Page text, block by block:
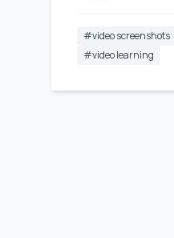
#video screenshots
#video learning